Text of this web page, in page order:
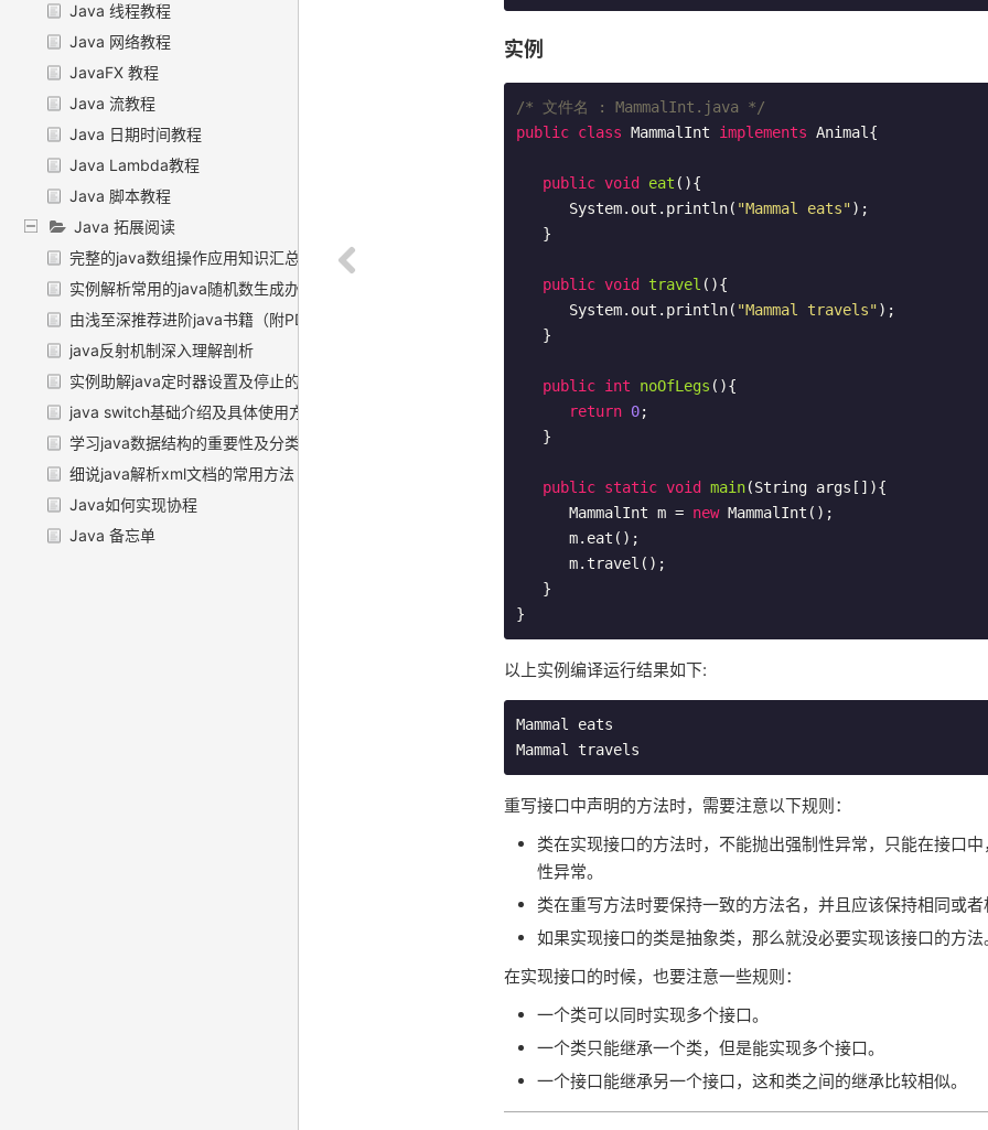
Java 线程教程
Java 网络教程
JavaFX 教程
Java 流教程
Java 日期时间教程
Java Lambda教程
Java 脚本教程
Java 拓展阅读
完整的java数组操作应用知识汇总
实例解析常用的java随机数生成办法
由浅至深推荐进阶java书籍（附PDF下载）
java反射机制深入理解剖析
实例助解java定时器设置及停止的方法
java switch基础介绍及具体使用方法
学习java数据结构的重要性及分类总结
细说java解析xml文档的常用方法（含实例）
Java如何实现协程
Java 备忘单
实例
/* 文件名 : MammalInt.java */
public class MammalInt implements Animal {
public void eat (){
      System.out.println(
"Mammal eats");
public void travel (){
      System.out.println(
"Mammal travels");
public int noOfLegs (){
return 0;
public static void main(String args[]){
      MammalInt m =
new MammalInt();
以上实例编译运行结果如下:
Mammal eats
重写接口中声明的方法时，需要注意以下规则：
类在实现接口的方法时，不能抛出强制性异常，只能在接口
性异常。
类在重写方法时要保持一致的方法名，并且应该保持相同或
如果实现接口的类是抽象类，那么就没必要实现该接口的方法
在实现接口的时候，也要注意一些规则：
一个类可以同时实现多个接口。
一个类只能继承一个类，但是能实现多个接口。
一个接口能继承另一个接口，这和类之间的继承比较相似。